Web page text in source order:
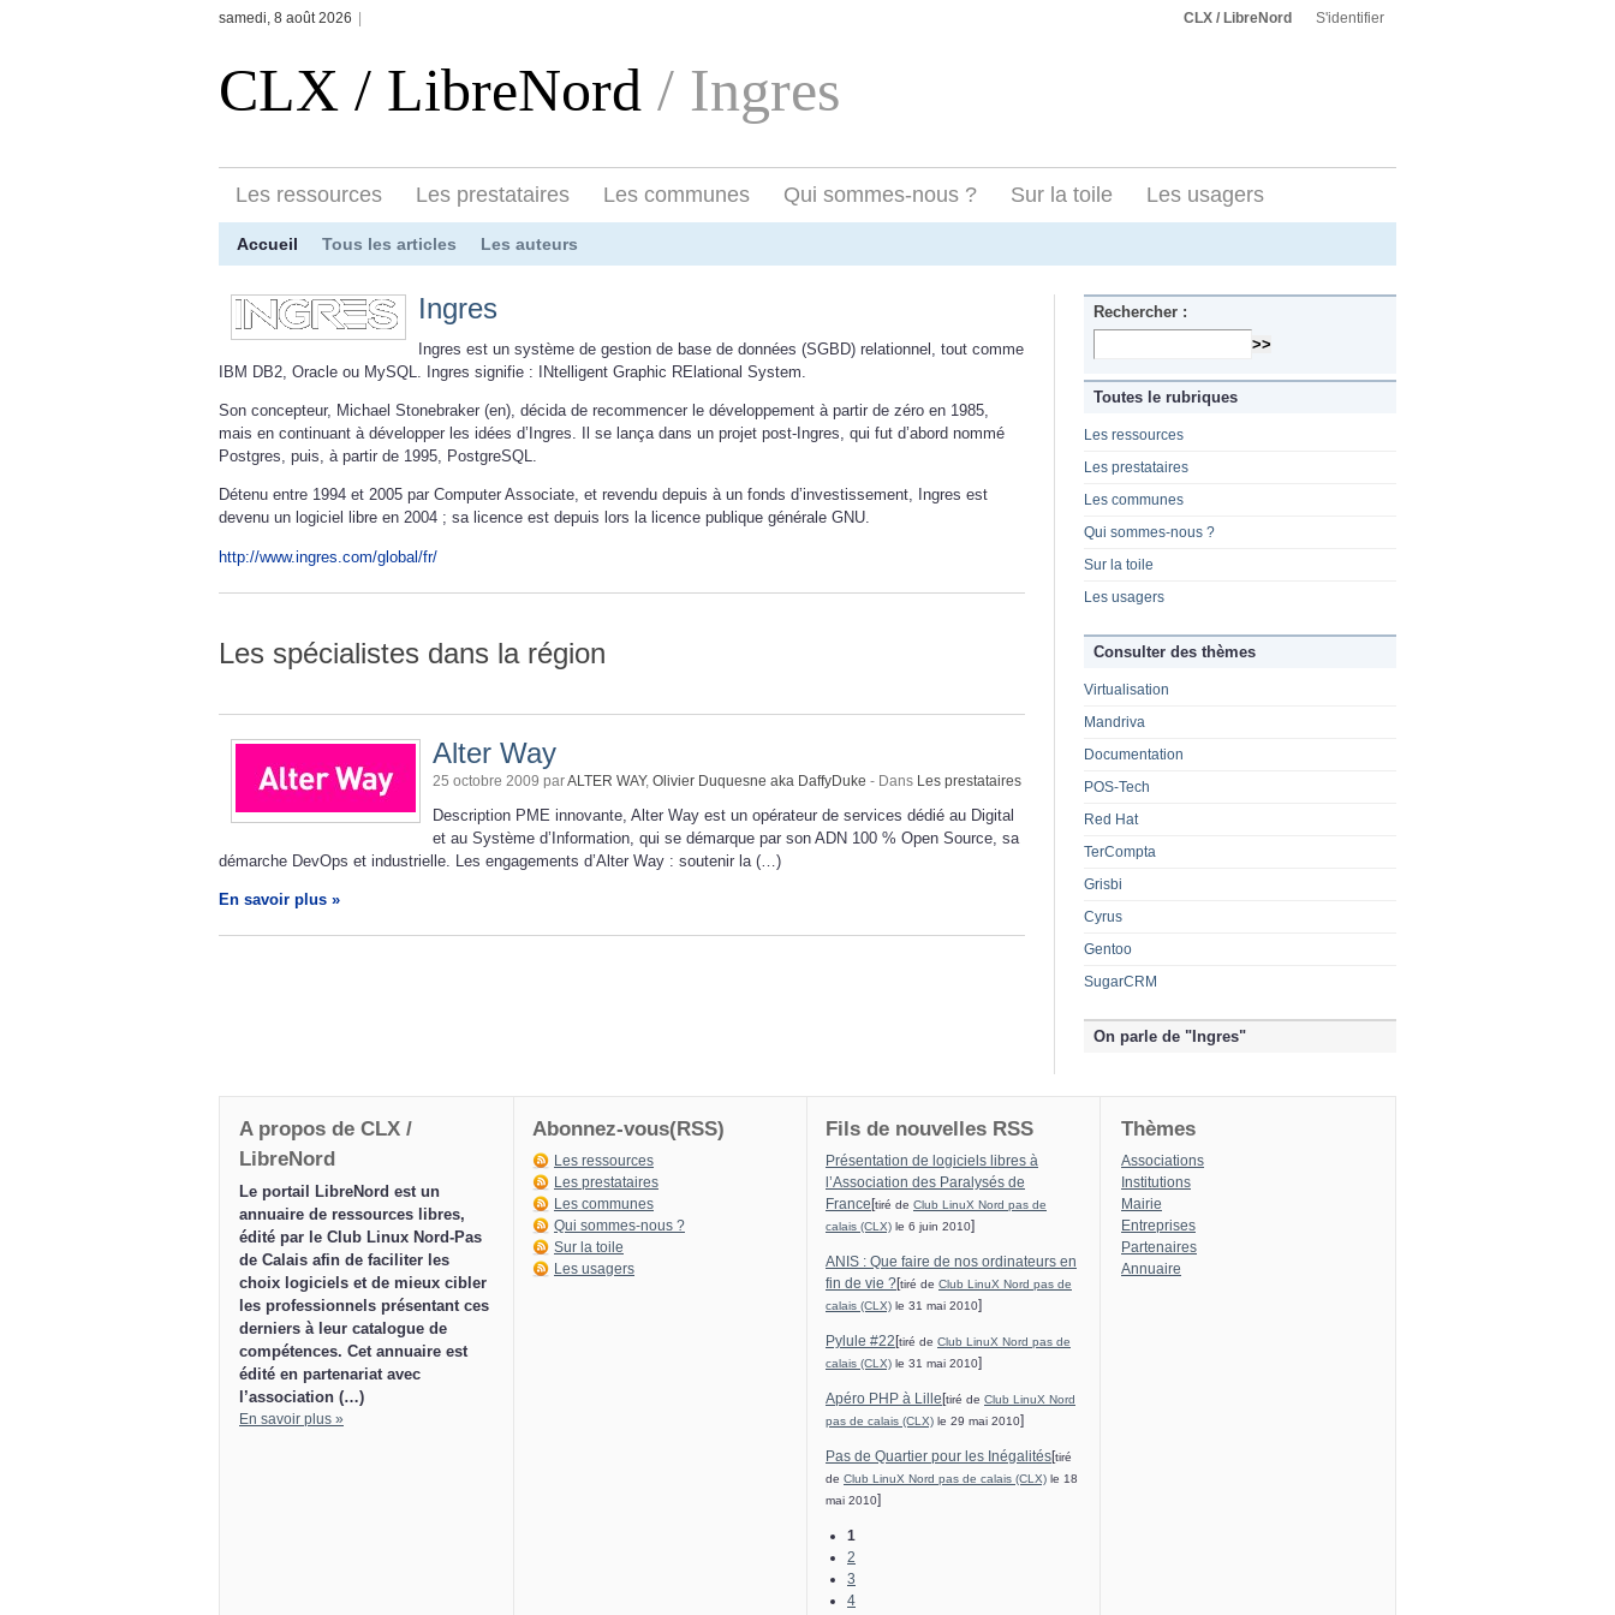
samedi, 8 août 2026 CLX / LibreNord S'identifier
CLX / LibreNord / Ingres
Les ressources Les prestataires Les communes Qui sommes-nous ? Sur la toile Les usagers
Accueil Tous les articles Les auteurs
Ingres
Ingres est un système de gestion de base de données (SGBD) relationnel, tout comme
IBM DB2, Oracle ou MySQL. Ingres signifie : INtelligent Graphic RElational System.
Son concepteur, Michael Stonebraker (en), décida de recommencer le développement à partir de zéro en 1985,
mais en continuant à développer les idées d’Ingres. Il se lança dans un projet post-Ingres, qui fut d’abord nommé
Postgres, puis, à partir de 1995, PostgreSQL.
Détenu entre 1994 et 2005 par Computer Associate, et revendu depuis à un fonds d’investissement, Ingres est
devenu un logiciel libre en 2004 ; sa licence est depuis lors la licence publique générale GNU.
http://www.ingres.com/global/fr/
Les spécialistes dans la région
Alter Way
25 octobre 2009 parALTER WAY, Olivier Duquesne aka DaffyDuke - Dans Les prestataires
Description PME innovante, Alter Way est un opérateur de services dédié au Digital
et au Système d’Information, qui se démarque par son ADN 100 % Open Source, sa
démarche DevOps et industrielle. Les engagements d’Alter Way : soutenir la (…)
En savoir plus »
Rechercher :
Toutes le rubriques
Les ressources
Les prestataires
Les communes
Qui sommes-nous ?
Sur la toile
Les usagers
Consulter des thèmes
Virtualisation
Mandriva
Documentation
POS-Tech
Red Hat
TerCompta
Grisbi
Cyrus
Gentoo
SugarCRM
On parle de "Ingres"
A propos de CLX /
LibreNord
Le portail LibreNord est un
annuaire de ressources libres,
édité par le Club Linux Nord-Pas
de Calais afin de faciliter les
choix logiciels et de mieux cibler
les professionnels présentant ces
derniers à leur catalogue de
compétences. Cet annuaire est
édité en partenariat avec
l’association (…)
En savoir plus »
Abonnez-vous(RSS)
Les ressources
Les prestataires
Les communes
Qui sommes-nous ?
Sur la toile
Les usagers
Fils de nouvelles RSS
Présentation de logiciels libres à
l’Association des Paralysés de
France [tiré de Club LinuX Nord pas de
calais (CLX) le 6 juin 2010]
ANIS : Que faire de nos ordinateurs en
fin de vie ?[tiré de Club LinuX Nord pas de
calais (CLX) le 31 mai 2010]
Pylule #22 [tiré de Club LinuX Nord pas de
calais (CLX) le 31 mai 2010]
Apéro PHP à Lille [tiré de Club LinuX Nord
pas de calais (CLX) le 29 mai 2010]
Pas de Quartier pour les Inégalités[tiré
de Club LinuX Nord pas de calais (CLX) le 18
mai 2010]
1
2
3
4
Thèmes
Associations
Institutions
Mairie
Entreprises
Partenaires
Annuaire